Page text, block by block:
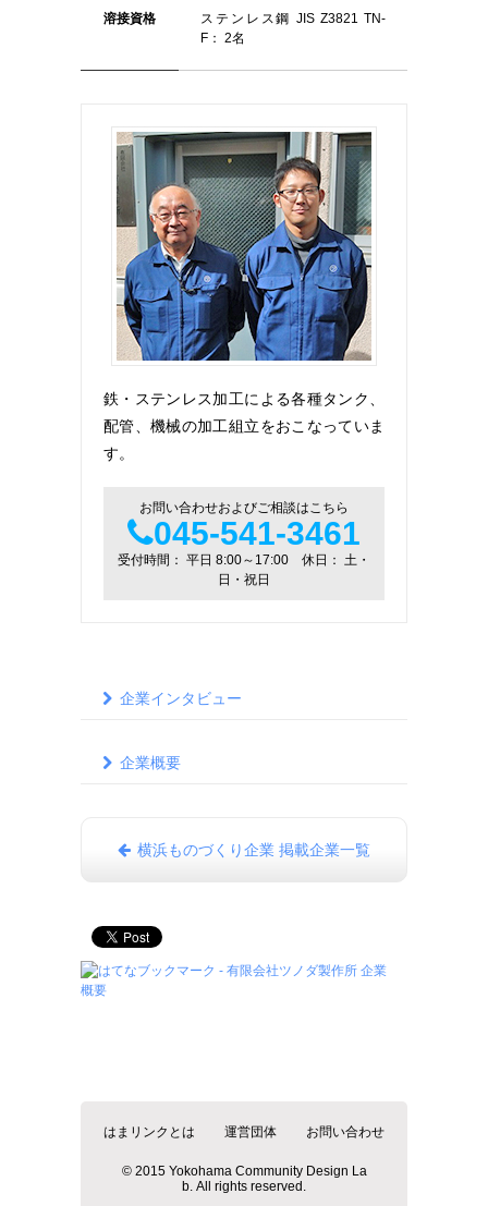
溶接資格
ステンレス鋼 JIS Z3821 TN-
F： 2名
鉄・ステンレス加工による各種タンク、
配管、機械の加工組立をおこなっていま
す。
お問い合わせおよびご相談はこちら
045-541-3461
受付時間： 平日 8:00～17:00 休日： 土・
日・祝日
企業インタビュー
企業概要
横浜ものづくり企業 掲載企業一覧
はまリンクとは 運営団体 お問い合わせ
© 2015 Yokohama Community Design La
b. All rights reserved.